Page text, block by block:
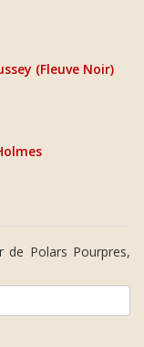
(Fleuve Noir)
de Polars Pourpres,